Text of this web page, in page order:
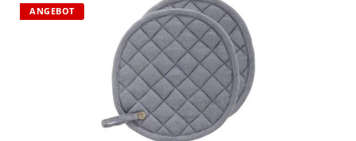
g
ANGEBOT